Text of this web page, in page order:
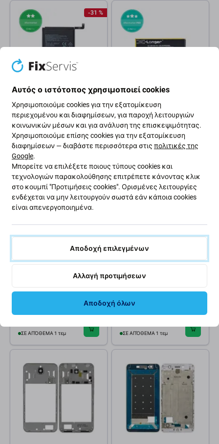
-31 %
Huawei
Μπαταρία για Huawei Y9
(2018), Y7 (2019),
HB406689ECW, 4000mAh
4,83 € 7,04 €
ΣΕ ΑΠΌΘΕΜΑ 1 τεμ
Huawei
Μπαταρία για Huawei Y3
(2018), HB3742A0EZC,
HB3742A0EZC+, 2200mAh,
HQ
1 €
ΣΕ ΑΠΌΘΕΜΑ 3 τεμ
Πίσω Κάμερα για Huawei Y7
ΣΕ ΑΠΌΘΕΜΑ 1 τεμ
Huawei
Ηχείο για Huawei Y7 Dual |
Pack
ΣΕ ΑΠΌΘΕΜΑ 1 τεμ
Αυτός ο ιστότοπος χρησιμοποιεί cookies
Χρησιμοποιούμε cookies για την εξατομίκευση
περιεχομένου και διαφημίσεων, για παροχή λειτουργιών
κοινωνικών μέσων και για ανάλυση της επισκεψιμότητας.
Χρησιμοποιούμε επίσης cookies για την εξατομίκευση
διαφημίσεων — διαβάστε περισσότερα στις πολιτικές της
Google.
Μπορείτε να επιλέξετε ποιους τύπους cookies και
τεχνολογιών παρακολούθησης επιτρέπετε κάνοντας κλικ
στο κουμπί "Προτιμήσεις cookies". Ορισμένες λειτουργίες
ενδέχεται να μην λειτουργούν σωστά εάν κάποια cookies
είναι απενεργοποιημένα.
Αποδοχή επιλεγμένων
Αλλαγή προτιμήσεων
Αποδοχή όλων